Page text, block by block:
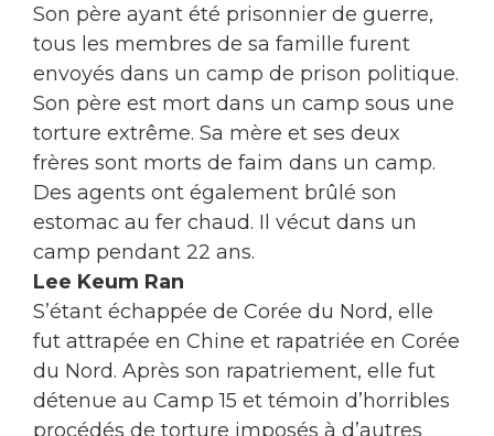
Son père ayant été prisonnier de guerre,
tous les membres de sa famille furent
envoyés dans un camp de prison politique.
Son père est mort dans un camp sous une
torture extrême. Sa mère et ses deux
frères sont morts de faim dans un camp.
Des agents ont également brûlé son
estomac au fer chaud. Il vécut dans un
camp pendant 22 ans.
Lee Keum Ran
S’étant échappée de Corée du Nord, elle
fut attrapée en Chine et rapatriée en Corée
du Nord. Après son rapatriement, elle fut
détenue au Camp 15 et témoin d’horribles
procédés de torture imposés à d’autres